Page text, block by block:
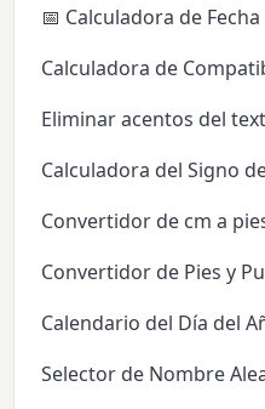
📅 Calculadora de Fecha
Calculadora de
Eliminar acentos del
Calculadora del Signo
Convertidor de cm a
Convertidor de Pies y
Calendario del Día del
Selector de Nombre